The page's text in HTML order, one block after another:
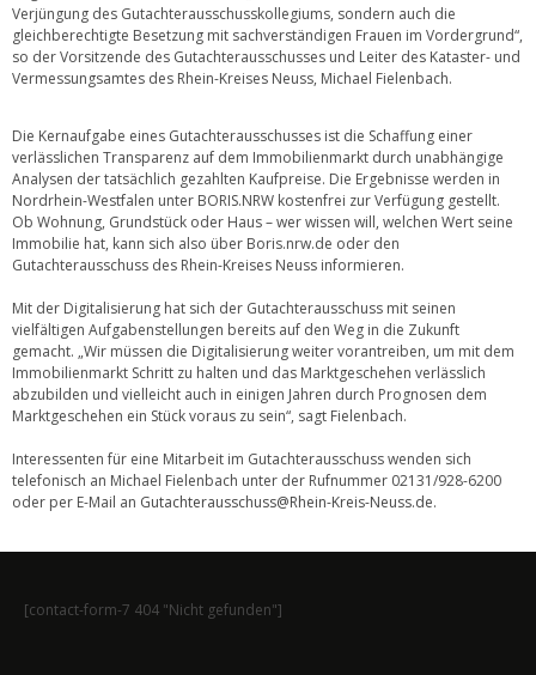
Verjüngung des Gutachterausschusskollegiums, sondern auch die
gleichberechtigte Besetzung mit sachverständigen Frauen im Vordergrund“,
so der Vorsitzende des Gutachterausschusses und Leiter des Kataster- und
Vermessungsamtes des Rhein-Kreises Neuss, Michael Fielenbach.
Die Kernaufgabe eines Gutachterausschusses ist die Schaffung einer
verlässlichen Transparenz auf dem Immobilienmarkt durch unabhängige
Analysen der tatsächlich gezahlten Kaufpreise. Die Ergebnisse werden in
Nordrhein-Westfalen unter BORIS.NRW kostenfrei zur Verfügung gestellt.
Ob Wohnung, Grundstück oder Haus – wer wissen will, welchen Wert seine
Immobilie hat, kann sich also über Boris.nrw.de oder den
Gutachterausschuss des Rhein-Kreises Neuss informieren.
Mit der Digitalisierung hat sich der Gutachterausschuss mit seinen
vielfältigen Aufgabenstellungen bereits auf den Weg in die Zukunft
gemacht. „Wir müssen die Digitalisierung weiter vorantreiben, um mit dem
Immobilienmarkt Schritt zu halten und das Marktgeschehen verlässlich
abzubilden und vielleicht auch in einigen Jahren durch Prognosen dem
Marktgeschehen ein Stück voraus zu sein“, sagt Fielenbach.
Interessenten für eine Mitarbeit im Gutachterausschuss wenden sich
telefonisch an Michael Fielenbach unter der Rufnummer 02131/928-6200
oder per E-Mail an Gutachterausschuss@Rhein-Kreis-Neuss.de.
[contact-form-7 404 "Nicht gefunden"]